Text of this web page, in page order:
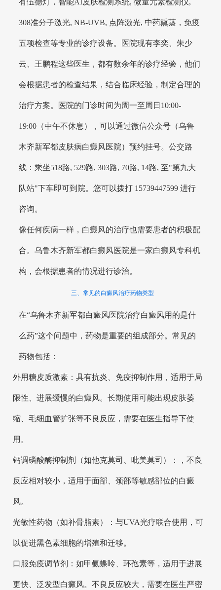
308准分子激光, NB-UVB, 点阵激光, 中药熏蒸，免疫
五项检查等专业的诊疗设备。医院现有李奕、朱少
云、王鹏程这些医生，都有数余年的诊疗经验，他们
会根据患者的检查结果，结合临床经验，制定合理的
治疗方案。医院的门诊时间为周一至周日10:00-
19:00（中午不休息），可以通过微信公众号（乌鲁
木齐新军都皮肤病白癜风医院）预约挂号。公交路
线：乘坐518路, 529路, 303路, 70路, 14路, 至"第九大
队站"下车即可到院。您可以拨打 15739447599 进行
咨询。
像任何疾病一样，白癜风的治疗也需要患者的积极配
合。乌鲁木齐新军都白癜风医院是一家白癜风专科机
构，会根据患者的情况进行诊治。
三、常见的白癜风治疗药物类型
在“乌鲁木齐新军都白癜风医院治疗白癜风用的是什
么药”这个问题中，药物是重要的组成部分。常见的
药物包括：
外用糖皮质激素：具有抗炎、免疫抑制作用，适用于局
限性、进展缓慢的白癜风。长期使用可能出现皮肤萎
缩、毛细血管扩张等不良反应，需要在医生指导下使
用。
钙调磷酸酶抑制剂（如他克莫司、吡美莫司）：，不良
反应相对较小，适用于面部、颈部等敏感部位的白癜
风。
光敏性药物（如补骨脂素）：与UVA光疗联合使用，可
以促进黑色素细胞的增殖和迁移。
口服免疫调节剂：如甲氨蝶呤、环孢素等，适用于进展
更快、泛发型白癜风。不良反应较大，需要在医生严密